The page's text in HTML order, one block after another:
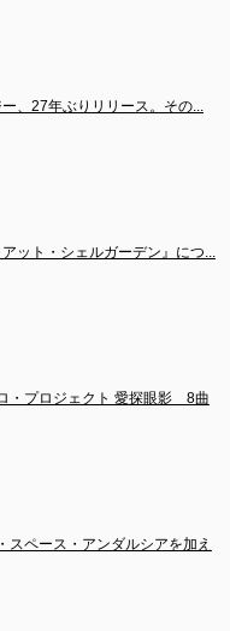
ー、27年ぶりリリース。その...
アット・シェルガーデン』につ...
・プロジェクト 愛探眼影　8曲
スペース・アンダルシアを加え